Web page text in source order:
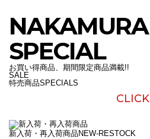
NAKAMURA
SPECIAL
お買い得商品、期間限定商品満載!!
SALE
特売商品SPECIALS
CLICK
新入荷・再入荷商品 NEW-RESTOCK